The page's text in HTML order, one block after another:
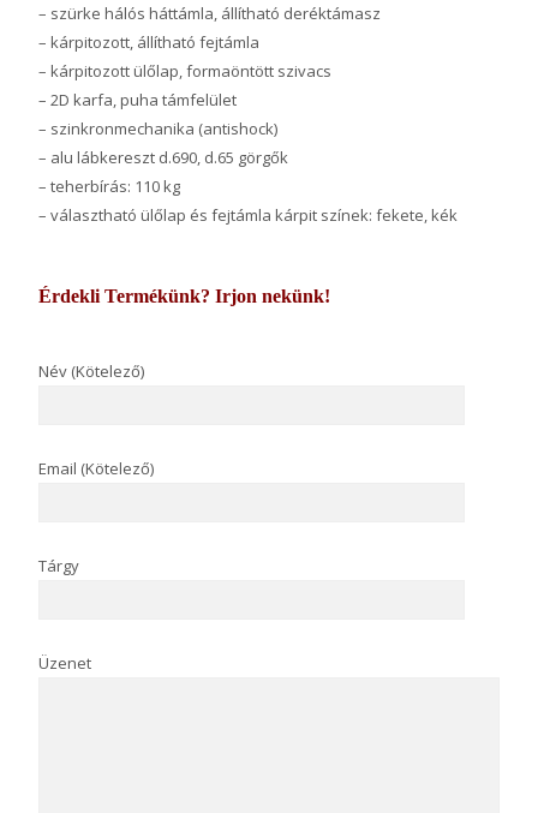
– szürke hálós háttámla, állítható deréktámasz
– kárpitozott, állítható fejtámla
– kárpitozott ülőlap, formaöntött szivacs
– 2D karfa, puha támfelület
– szinkronmechanika (antishock)
– alu lábkereszt d.690, d.65 görgők
– teherbírás: 110 kg
– választható ülőlap és fejtámla kárpit színek: fekete, kék
Érdekli Termékünk? Irjon nekünk!
Név (Kötelező)
Email (Kötelező)
Tárgy
Üzenet